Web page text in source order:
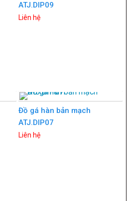
ATJ.DIP09
Liên hệ
Đồ gá hàn bản mạch
ATJ.DIP07
Liên hệ